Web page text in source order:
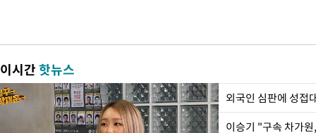
이시간핫뉴스
외국인 심판에 성
이승기 "구속 차가